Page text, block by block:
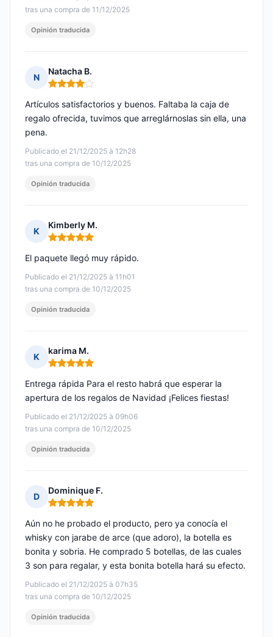
tras una compra de 11/12/2025
Opinión traducida
N
Natacha B.
Nota: 4 de 5
Publicado el 21/12/2025 à 12h28
tras una compra de 10/12/2025
Artículos satisfactorios y buenos. Faltaba la caja de
regalo ofrecida, tuvimos que arreglárnoslas sin ella, una
pena.
Opinión traducida
K
Kimberly M.
Nota: 5 de 5
Publicado el 21/12/2025 à 11h01
tras una compra de 10/12/2025
El paquete llegó muy rápido.
Opinión traducida
K
karima M.
Nota: 5 de 5
Publicado el 21/12/2025 à 09h06
tras una compra de 10/12/2025
Entrega rápida Para el resto habrá que esperar la
apertura de los regalos de Navidad ¡Felices fiestas!
Opinión traducida
D
Dominique F.
Nota: 5 de 5
Publicado el 21/12/2025 à 07h35
tras una compra de 10/12/2025
Aún no he probado el producto, pero ya conocía el
whisky con jarabe de arce (que adoro), la botella es
bonita y sobria. He comprado 5 botellas, de las cuales
3 son para regalar, y esta bonita botella hará su efecto.
Opinión traducida